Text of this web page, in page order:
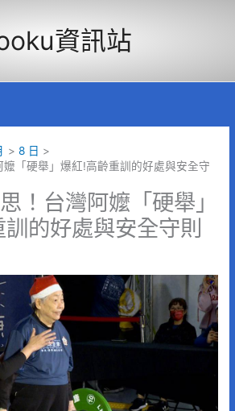
資訊站
8 日
「硬舉」爆紅!高齡重訓的好處與安全守
！台灣阿嬤「硬舉」
的好處與安全守則